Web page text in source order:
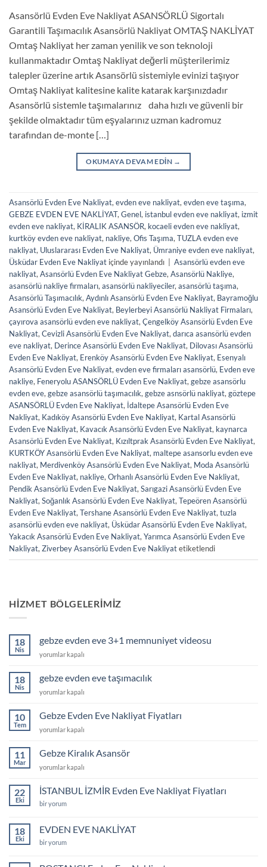
Asansörlü Evden Eve Nakliyat ASANSÖRLÜ Sigortalı
Garantili Taşımacılık Asansörlü Nakliyat OMTAŞ NAKLİYAT
Omtaş Nakliyat her zaman yenilik ve son teknoloji
kullanmaktadır Omtaş Nakliyat değerli müşterilerimiz
talepler üzerine artık Asansörlü sistemiyle evinizi taşıyor
Omtaş Nakliyat kalitesine kalite katarak karşınızdadır
Asansörlü sistemle taşımalarınız daha hızlı ve güvenli bir
şekilde olmaktadır tüm eşyalarınız uzman kadromuz
tarafından de-monte […]
OKUMAYA DEVAM EDIN →
Asansörlü Evden Eve Nakliyat, evden eve nakliyat, evden eve taşıma,
GEBZE EVDEN EVE NAKLİYAT, Genel, istanbul evden eve nakliyat, izmit
evden eve nakliyat, KİRALIK ASANSÖR, kocaeli evden eve nakliyat,
kurtköy evden eve nakliyat, nakliye, Ofis Taşıma, TUZLA evden eve
nakliyat, Uluslararası Evden Eve Nakliyat, Ümraniye evden eve nakliyat,
Üsküdar Evden Eve Nakliyat içinde yayınlandı
Asansörlü evden eve
nakliyat, Asansörlü Evden Eve Nakliyat Gebze, Asansörlü Nakliye,
asansörlü nakliye firmaları, asansörlü nakliyeciler, asansörlü taşıma,
Asansörlü Taşımacılık, Aydınlı Asansörlü Evden Eve Nakliyat, Bayramoğlu
Asansörlü Evden Eve Nakliyat, Beylerbeyi Asansörlü Nakliyat Firmaları,
çayırova asansörlü evden eve nakliyat, Çengelköy Asansörlü Evden Eve
Nakliyat, Cevizli Asansörlü Evden Eve Nakliyat, darıca asansörlü evden
eve nakliyat, Derince Asansörlü Evden Eve Nakliyat, Dilovası Asansörlü
Evden Eve Nakliyat, Erenköy Asansörlü Evden Eve Nakliyat, Esenyalı
Asansörlü Evden Eve Nakliyat, evden eve firmaları asansörlü, Evden eve
nakliye, Feneryolu ASANSÖRLÜ Evden Eve Nakliyat, gebze asansörlu
evden eve, gebze asansörlü taşımacılık, gebze asnsörlü nakliyat, göztepe
ASANSÖRLÜ Evden Eve Nakliyat, İdaltepe Asansörlü Evden Eve
Nakliyat, Kadıköy Asansörlü Evden Eve Nakliyat, Kartal Asansörlü
Evden Eve Nakliyat, Kavacık Asansörlü Evden Eve Nakliyat, kaynarca
Asansörlü Evden Eve Nakliyat, Kızıltprak Asansörlü Evden Eve Nakliyat,
KURTKÖY Asansörlü Evden Eve Nakliyat, maltepe asansorlu evden eve
nakliyat, Merdivenköy Asansörlü Evden Eve Nakliyat, Moda Asansörlü
Evden Eve Nakliyat, nakliye, Orhanlı Asansörlü Evden Eve Nakliyat,
Pendik Asansörlü Evden Eve Nakliyat, Sarıgazi Asansörlü Evden Eve
Nakliyat, Soğanlık Asansörlü Evden Eve Nakliyat, Tepeören Asansörlü
Evden Eve Nakliyat, Tershane Asansörlü Evden Eve Nakliyat, tuzla
asansörlü evden eve nakliyat, Üsküdar Asansörlü Evden Eve Nakliyat,
Yakacık Asansörlü Evden Eve Nakliyat, Yarımca Asansörlü Evden Eve
Nakliyat, Ziverbey Asansörlü Evden Eve Nakliyatetiketlendi
HIZMET BÖLGELERIMIZ
18
Nis
gebze evden eve 3+1 memnuniyet videosu
gebze
3+1
memnuniyet
için
yorumlar kapalı
18
Nis
gebze evden eve taşımacılık
gebze
eve
için
yorumlar kapalı
10
Tem
Gebze Evden Eve Nakliyat Fiyatları
Gebze
Eve
Fiyatları
yorumlar kapalı
11
Mar
Gebze Kiralık Asansör
Gebze
Asansör
yorumlar kapalı
22
Eki
İSTANBUL İZMİR Evden Eve Nakliyat Fiyatları
İSTANBUL
Eve
Nakliyat
Fiyatları
bir yorum
18
Eki
EVDEN EVE NAKLİYAT
EVDEN
için
bir yorum